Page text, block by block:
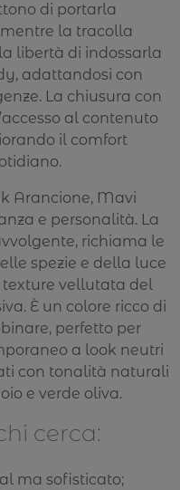
di portarla
la tracolla
libertà di indossarla
adattandosi con
La chiusura con
al contenuto
il comfort
Arancione, Mavi
e personalità. La
richiama le
spezie e della luce
vellutata del
È un colore ricco di
perfetto per
a look neutri
con tonalità naturali
e verde oliva.
cerca:
ma sofisticato;